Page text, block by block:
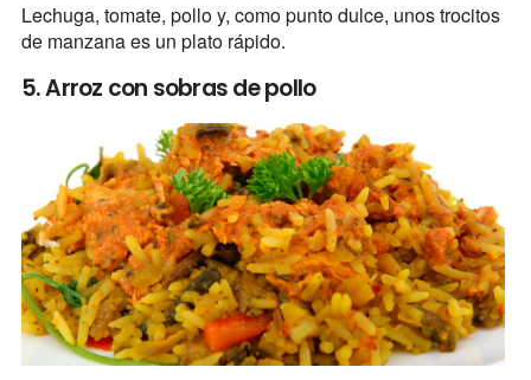
Lechuga, tomate, pollo y, como punto dulce, unos trocitos
de manzana es un plato rápido.
5. Arroz con sobras de pollo